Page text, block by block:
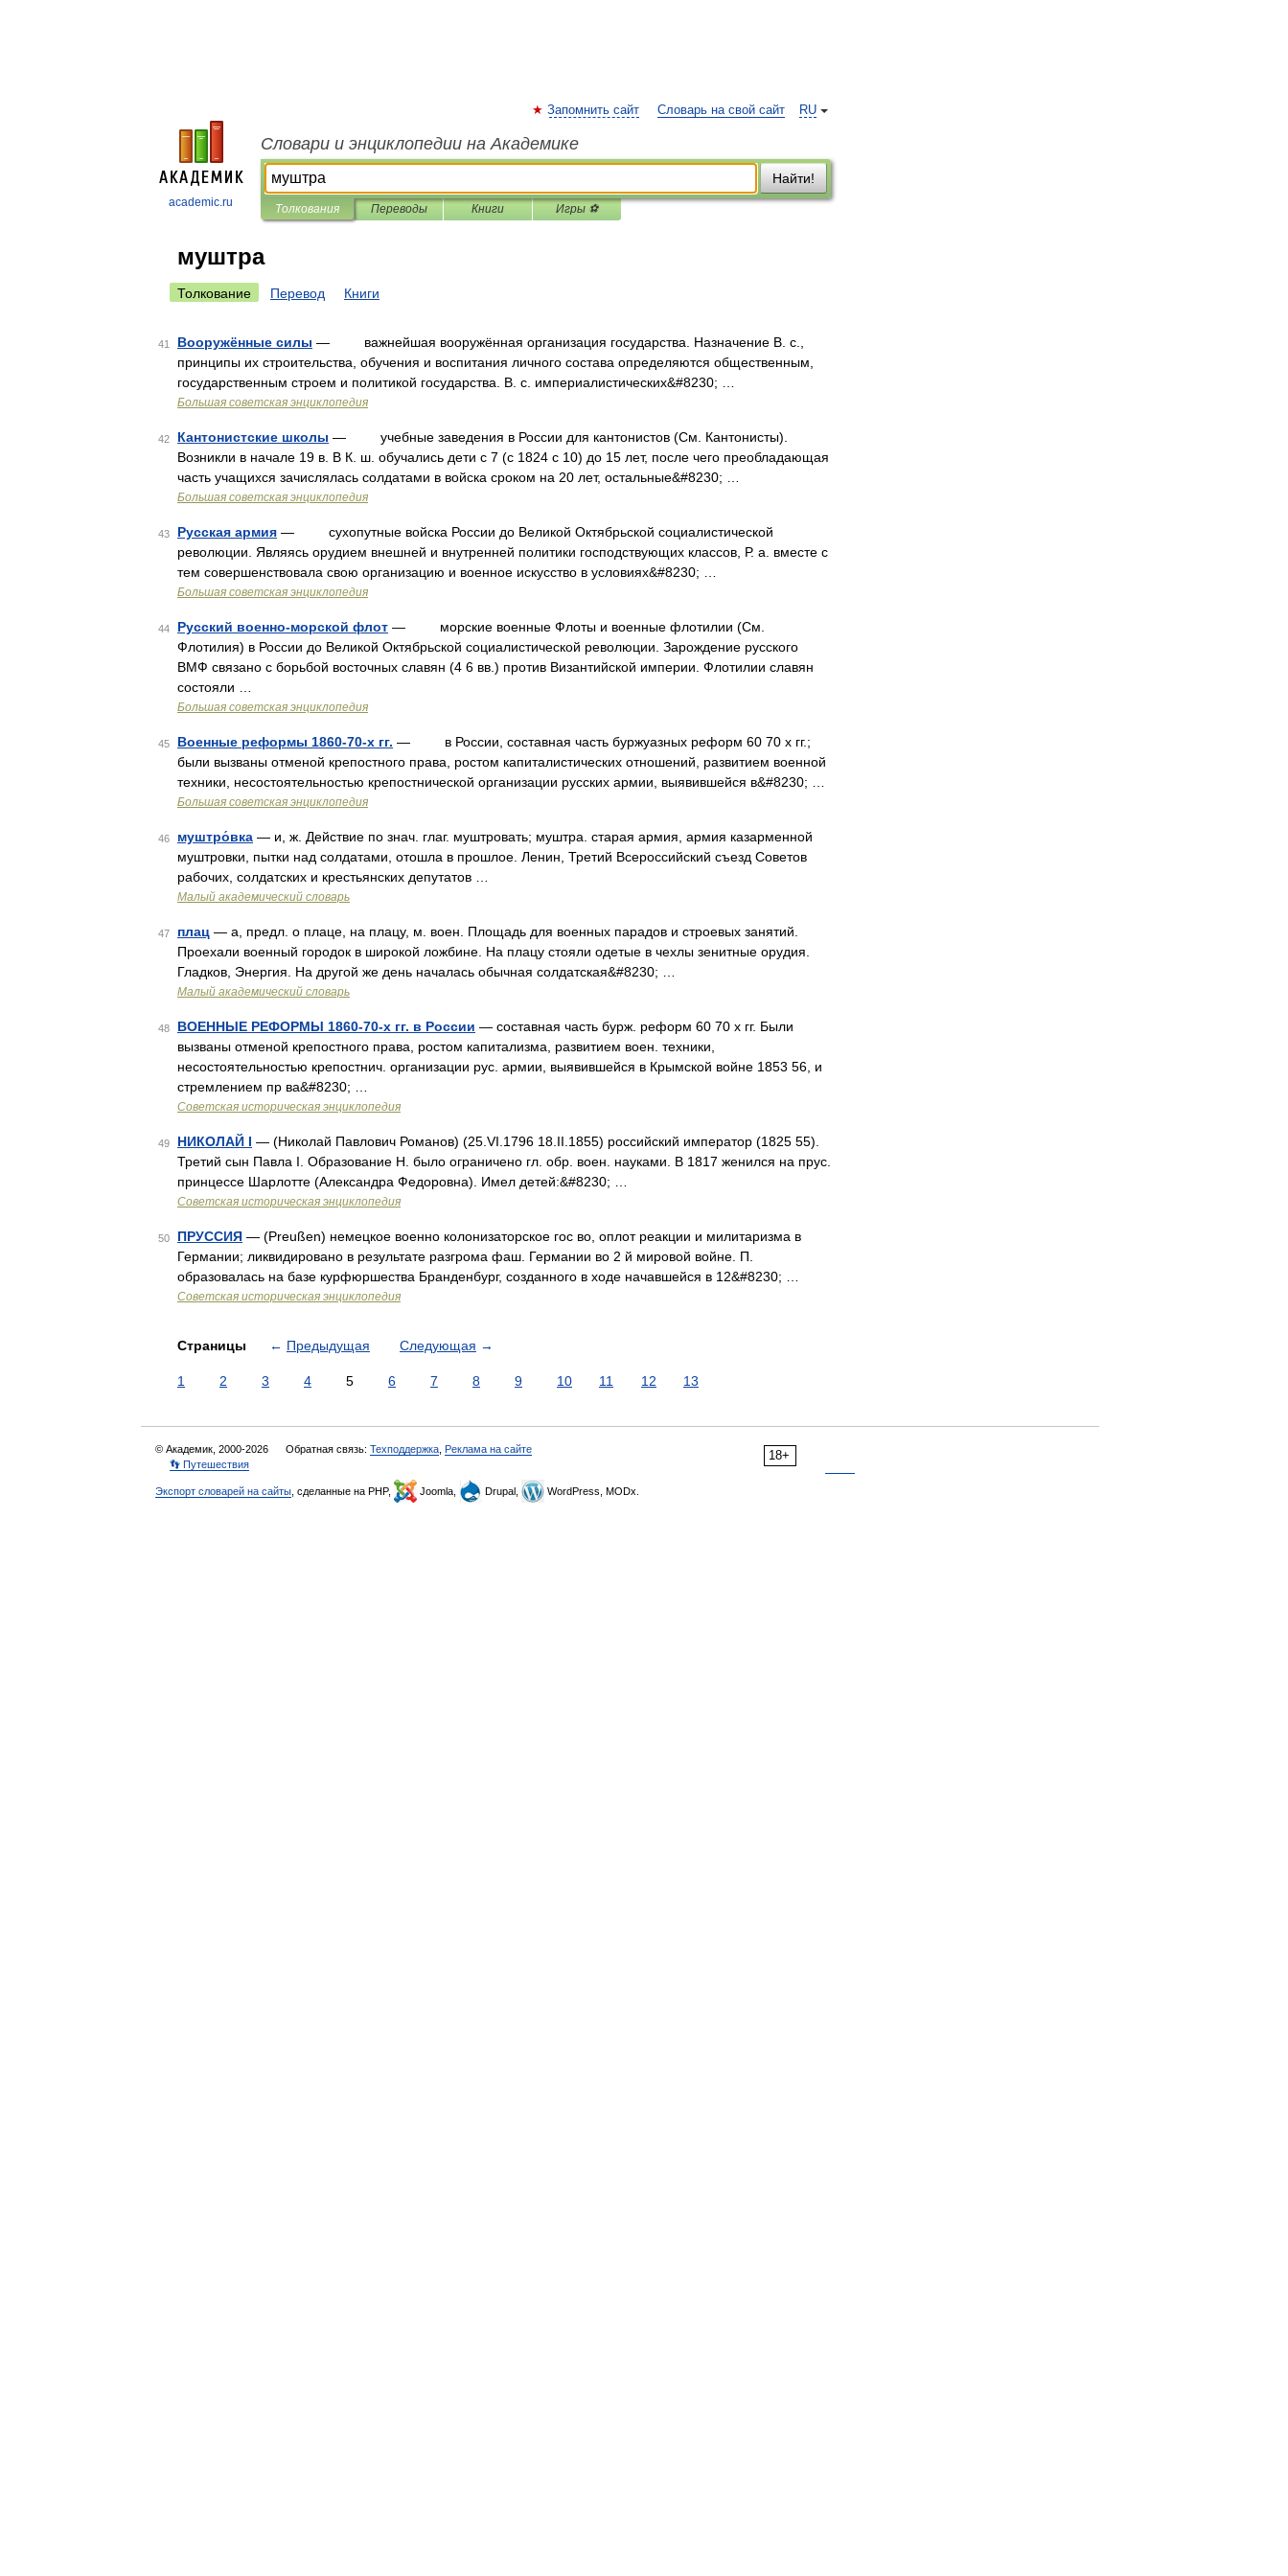
academic.ru
RU
Запомнить сайт Словарь на свой сайт
Словари и энциклопедии на Академике
Найти!
Толкования Переводы Книги Игры ⚽
муштра
Толкование Перевод Книги
41 Вооружённые силы — важнейшая вооружённая организация государства. Назначение В. с.,
принципы их строительства, обучения и воспитания личного состава определяются общественным,
государственным строем и политикой государства. В. с. империалистических&#8230; …
Большая советская энциклопедия
42 Кантонистские школы — учебные заведения в России для кантонистов (См. Кантонисты).
Возникли в начале 19 в. В К. ш. обучались дети с 7 (с 1824 с 10) до 15 лет, после чего преобладающая
часть учащихся зачислялась солдатами в войска сроком на 20 лет, остальные&#8230; …
Большая советская энциклопедия
43 Русская армия — сухопутные войска России до Великой Октябрьской социалистической
революции. Являясь орудием внешней и внутренней политики господствующих классов, Р. а. вместе с
тем совершенствовала свою организацию и военное искусство в условиях&#8230; …
Большая советская энциклопедия
44 Русский военно-морской флот — морские военные Флоты и военные флотилии (См.
Флотилия) в России до Великой Октябрьской социалистической революции. Зарождение русского
ВМФ связано с борьбой восточных славян (4 6 вв.) против Византийской империи. Флотилии славян
состояли …
Большая советская энциклопедия
45 Военные реформы 1860-70-х гг. — в России, составная часть буржуазных реформ 60 70 х гг.;
были вызваны отменой крепостного права, ростом капиталистических отношений, развитием военной
техники, несостоятельностью крепостнической организации русских армии, выявившейся в&#8230; …
Большая советская энциклопедия
46 муштро́вка — и, ж. Действие по знач. глаг. муштровать; муштра. старая армия, армия казарменной
муштровки, пытки над солдатами, отошла в прошлое. Ленин, Третий Всероссийский съезд Советов
рабочих, солдатских и крестьянских депутатов …
Малый академический словарь
47 плац — а, предл. о плаце, на плацу, м. воен. Площадь для военных парадов и строевых занятий.
Проехали военный городок в широкой ложбине. На плацу стояли одетые в чехлы зенитные орудия.
Гладков, Энергия. На другой же день началась обычная солдатская&#8230; …
Малый академический словарь
48 ВОЕННЫЕ РЕФОРМЫ 1860-70-х гг. в России — составная часть бурж. реформ 60 70 х гг. Были
вызваны отменой крепостного права, ростом капитализма, развитием воен. техники,
несостоятельностью крепостнич. организации рус. армии, выявившейся в Крымской войне 1853 56, и
стремлением пр ва&#8230; …
Советская историческая энциклопедия
49 НИКОЛАЙ I — (Николай Павлович Романов) (25.VI.1796 18.II.1855) российский император (1825 55).
Третий сын Павла I. Образование Н. было ограничено гл. обр. воен. науками. В 1817 женился на прус.
принцессе Шарлотте (Александра Федоровна). Имел детей:&#8230; …
Советская историческая энциклопедия
50 ПРУССИЯ — (Preußen) немецкое военно колонизаторское гос во, оплот реакции и милитаризма в
Германии; ликвидировано в результате разгрома фаш. Германии во 2 й мировой войне. П.
образовалась на базе курфюршества Бранденбург, созданного в ходе начавшейся в 12&#8230; …
Советская историческая энциклопедия
Страницы ← Предыдущая Следующая →
1 2 3 4 5 6 7 8 9 10 11 12 13
18+
© Академик, 2000-2026 Обратная связь: Техподдержка Реклама на сайте
👣 Путешествия
Экспорт словарей на сайты , сделанные на PHP, Joomla, Drupal, WordPress, MODx.